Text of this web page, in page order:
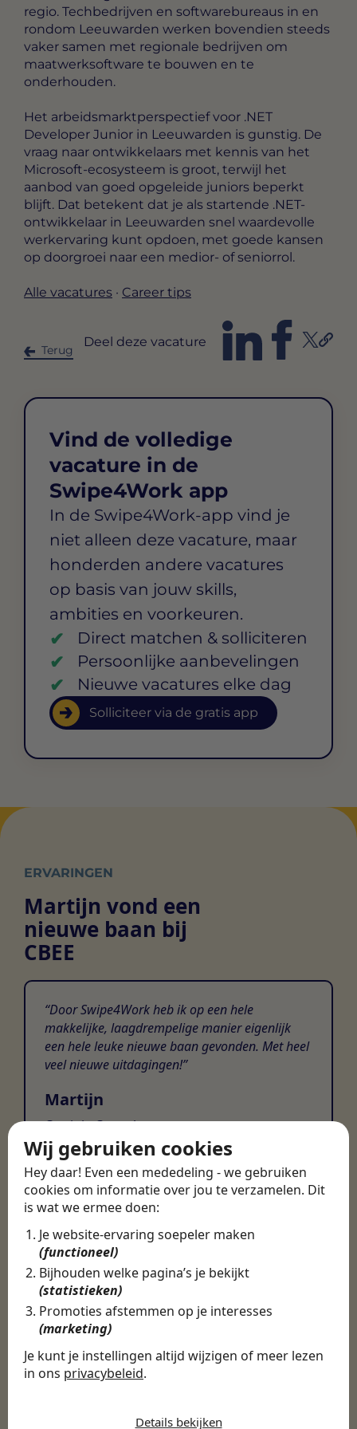
Wij gebruiken cookies
Hey daar! Even een mededeling - we gebruiken
cookies om informatie over jou te verzamelen. Dit
is wat we ermee doen:
Je website-ervaring soepeler maken
(functioneel)
Bijhouden welke pagina’s je bekijkt
(statistieken)
Promoties afstemmen op je interesses
(marketing)
Je kunt je instellingen altijd wijzigen of meer lezen
in ons privacybeleid.
Details bekijken
regio. Techbedrijven en softwarebureaus in en
rondom Leeuwarden werken bovendien steeds
vaker samen met regionale bedrijven om
maatwerksoftware te bouwen en te
onderhouden.
Het arbeidsmarktperspectief voor .NET
Developer Junior in Leeuwarden is gunstig. De
vraag naar ontwikkelaars met kennis van het
Microsoft-ecosysteem is groot, terwijl het
aanbod van goed opgeleide juniors beperkt
blijft. Dat betekent dat je als startende .NET-
ontwikkelaar in Leeuwarden snel waardevolle
werkervaring kunt opdoen, met goede kansen
op doorgroei naar een medior- of seniorrol.
Alle vacatures · Career tips
Terug
Deel deze vacature
Vind de volledige
vacature in de
Swipe4Work app
In de Swipe4Work-app vind je
niet alleen deze vacature, maar
honderden andere vacatures
op basis van jouw skills,
ambities en voorkeuren.
Direct matchen & solliciteren
Persoonlijke aanbevelingen
Nieuwe vacatures elke dag
Solliciteer via de gratis app
ERVARINGEN
Martijn vond een
nieuwe baan bij
CBEE
Door Swipe4Work heb ik op een hele
makkelijke, laagdrempelige manier eigenlijk
een hele leuke nieuwe baan gevonden. Met heel
veel nieuwe uitdagingen!
Martijn
Certinia Consultant